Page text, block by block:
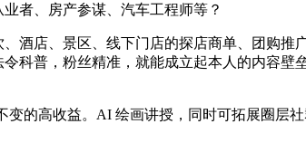
者、房产参谋、汽车工程师等？
店、景区、线下门店的探店商单、团购推
科普，粉丝精准，就能成立起本人的内容壁
高收益。AI 绘画讲授，同时可拓展圈层